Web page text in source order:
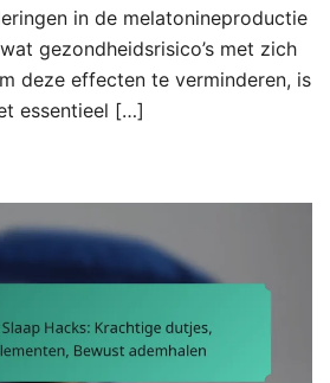
in de melatonineproductie
gezondheidsrisico’s met zich
deze effecten te verminderen, is
essentieel […]